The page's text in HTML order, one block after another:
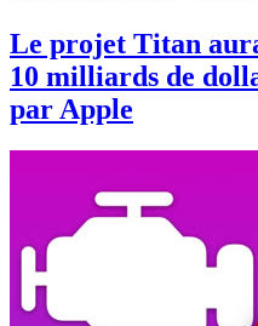
Le projet Titan
10 milliards de
par Apple